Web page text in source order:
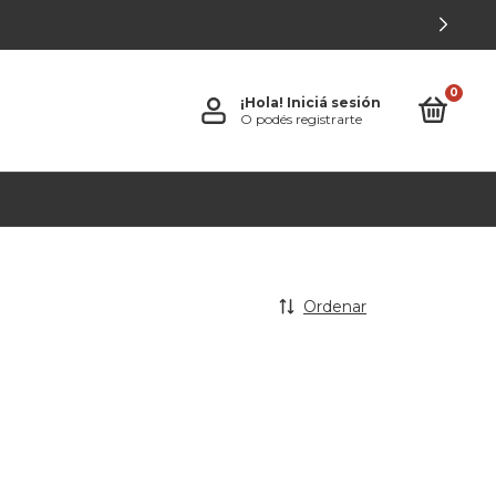
¡Hola! Iniciá sesión
O podés registrarte
0
Ordenar